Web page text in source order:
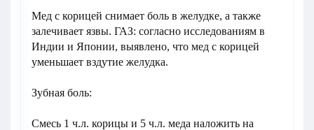
Мед с корицей снимает боль в желудке, а также
залечивает язвы. ГАЗ: согласно исследованиям в
Индии и Японии, выявлено, что мед с корицей
уменьшает вздутие желудка.
Зубная боль:
Смесь 1 ч.л. корицы и 5 ч.л. меда наложить на